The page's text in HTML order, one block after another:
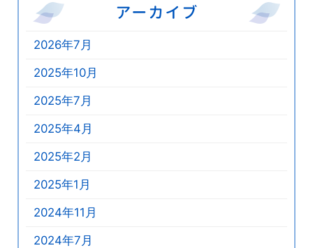
アーカイブ
2026年7月
2025年10月
2025年7月
2025年4月
2025年2月
2025年1月
2024年11月
2024年7月